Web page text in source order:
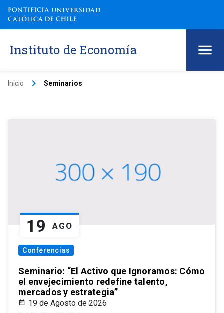
Instituto de Economía
Inicio keyboard_arrow_right Seminarios
19 AGO
Conferencias
Seminario: “El Activo que Ignoramos: Cómo
el envejecimiento redefine talento,
mercados y estrategia”
19 de Agosto de 2026